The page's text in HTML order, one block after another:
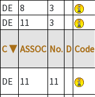
DE
8 3
DE
11 3
C ▼ ASSOC No. D Code
DE 11 11